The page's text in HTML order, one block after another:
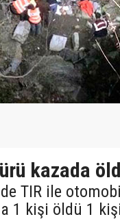
kazada
TIR ile
1 kişi öldü 1